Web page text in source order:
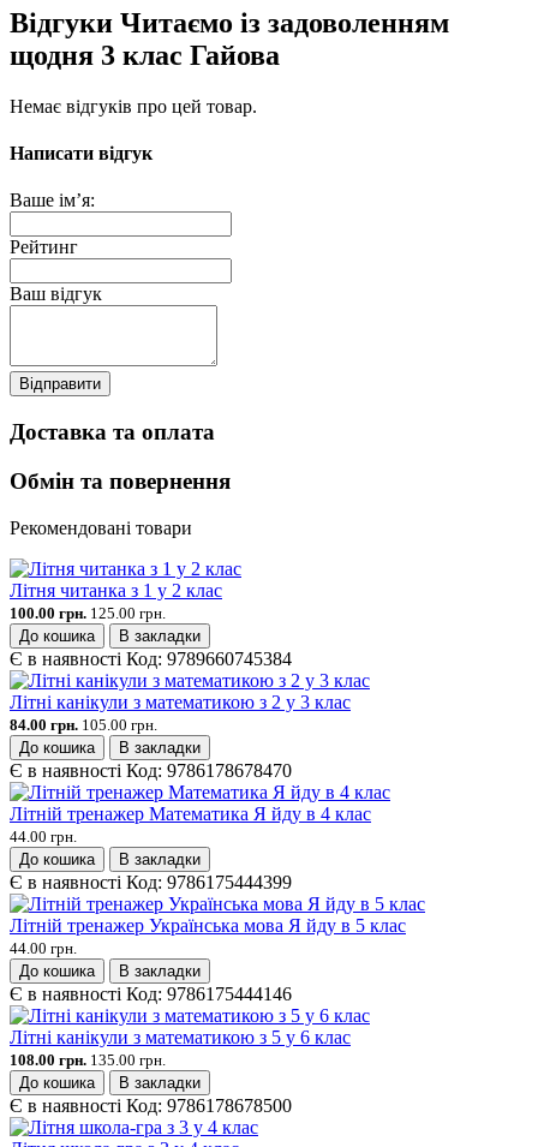
Відгуки Читаємо із задоволенням
щодня 3 клас Гайова
Немає відгуків про цей товар.
Написати відгук
Ваше ім’я:
Рейтинг
Ваш відгук
Відправити
Доставка та оплата
Обмін та повернення
Рекомендовані товари
Літня читанка з 1 у 2 клас
100.00 грн. 125.00 грн.
До кошика
В закладки
Є в наявності Код: 9789660745384
Літні канікули з математикою з 2 у 3 клас
84.00 грн. 105.00 грн.
До кошика
В закладки
Є в наявності Код: 9786178678470
Літній тренажер Математика Я йду в 4 клас
44.00 грн.
До кошика
В закладки
Є в наявності Код: 9786175444399
Літній тренажер Українська мова Я йду в 5 клас
44.00 грн.
До кошика
В закладки
Є в наявності Код: 9786175444146
Літні канікули з математикою з 5 у 6 клас
108.00 грн. 135.00 грн.
До кошика
В закладки
Є в наявності Код: 9786178678500